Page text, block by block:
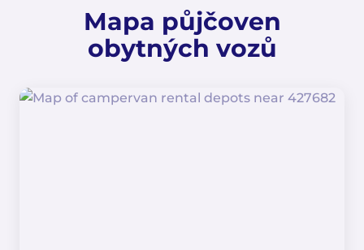
Mapa půjčoven
obytných vozů